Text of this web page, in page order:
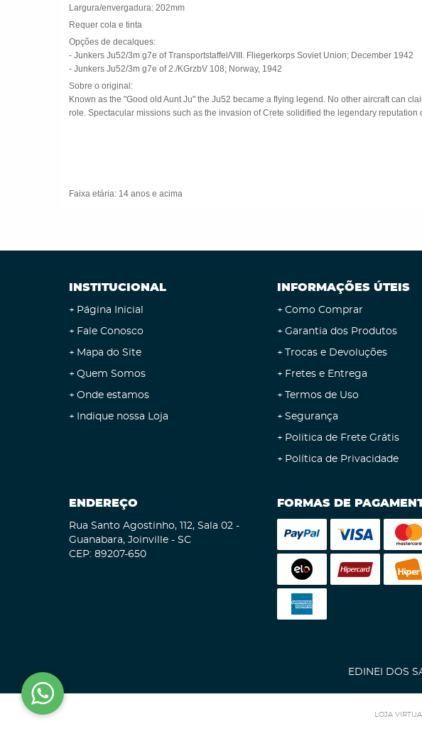
Largura/envergadura: 202mm
Requer cola e tinta
Opções de decalques:
- Junkers Ju52/3m g7e of Transportstaffel/VIII. Fliegerkorps Soviet Union; December 1942
- Junkers Ju52/3m g7e of 2./KGrzbV 108; Norway, 1942
Sobre o original:
Known as the "Good old Aunt Ju" the Ju52 became a flying legend. No other aircraft can
role. Spectacular missions such as the invasion of Crete solidified the legendary
Faixa etária: 14 anos e acima
INSTITUCIONAL
Página Inicial
Fale Conosco
Mapa do Site
Quem Somos
Onde estamos
Indique nossa Loja
INFORMAÇÕES ÚTEIS
Como Comprar
Garantia dos Produtos
Trocas e Devoluções
Fretes e Entrega
Termos de Uso
Segurança
Politica de Frete Grátis
Política de Privacidade
ENDEREÇO
Rua Santo Agostinho, 112, Sala 02 -
Guanabara, Joinville - SC
CEP: 89207-650
FORMAS DE
EDINEI DOS
LOJA